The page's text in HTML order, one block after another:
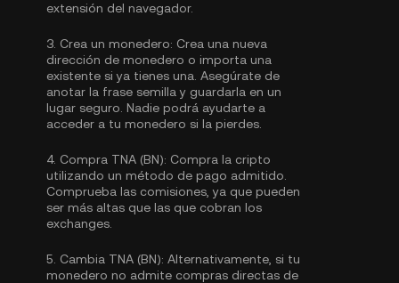
extensión del navegador.
3. Crea un monedero: Crea una nueva
dirección de monedero o importa una
existente si ya tienes una. Asegúrate de
anotar la frase semilla y guardarla en un
lugar seguro. Nadie podrá ayudarte a
acceder a tu monedero si la pierdes.
4. Compra TNA (BN): Compra la cripto
utilizando un método de pago admitido.
Comprueba las comisiones, ya que pueden
ser más altas que las que cobran los
exchanges.
5. Cambia TNA (BN): Alternativamente, si tu
monedero no admite compras directas de